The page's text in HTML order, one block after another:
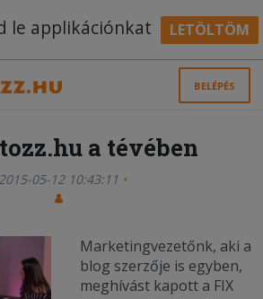
le applikációnkat LETÖLTÖM
BELÉPÉS
a tévében
2015-05-12 10:43:11
Marketingvezetőnk, aki a
blog szerzője is egyben,
meghívást kapott a FIX